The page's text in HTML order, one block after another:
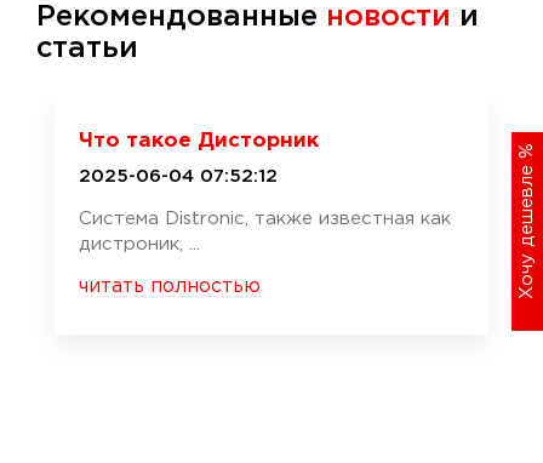
Хочу дешевле
%
Рекомендованные новости и
статьи
Что такое Дисторник
2025-06-04 07:52:12
Система Distronic, также известная как
дистроник, ...
читать полностью